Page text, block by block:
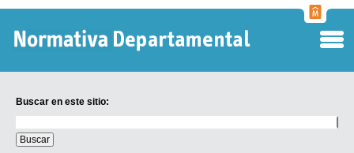
Buscar en este sitio:
en
este